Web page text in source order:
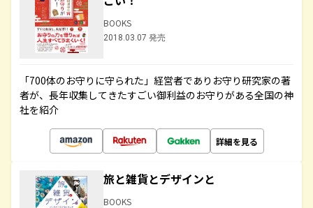
BOOKS
2018.03.07 発売
「700体のお守りに守られた」経営者でありお守り研究家の著
者が、長年収集してきたすごい御利益のお守りがある全国の神
社を紹介
詳細を見る
旅と雑貨とデザインと
BOOKS